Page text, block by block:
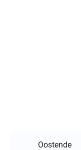
Oostende